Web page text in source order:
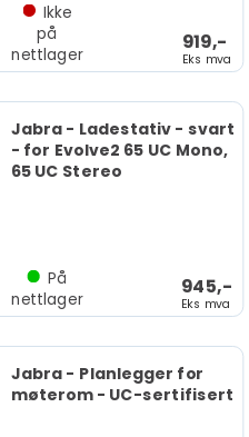
919,-
Eks mva
Ikke
på
nettlager
Jabra - Ladestativ - svart
- for Evolve2 65 UC Mono,
65 UC Stereo
945,-
Eks mva
På
nettlager
Jabra - Planlegger for
møterom - UC-sertifisert